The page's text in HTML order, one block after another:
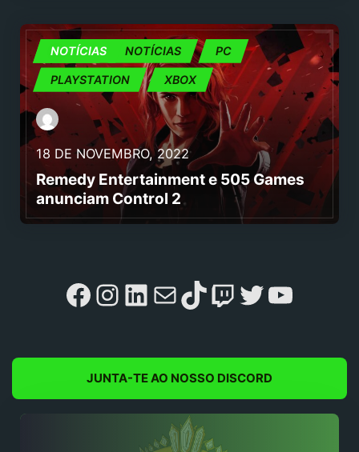
JOGOS NOTÍCIAS PC
PLAYSTATION XBOX
18 DE NOVEMBRO, 2022
Remedy Entertainment e 505 Games
anunciam Control 2
NOTÍCIAS
Facebook
Instagram
LinkedIn
MailTikTok
Twitch
Twitter
JUNTA-TE AO NOSSO DISCORD